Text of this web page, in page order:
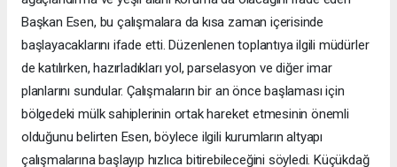
Başkan Esen, bu çalışmalara da kısa zaman içerisinde
başlayacaklarını ifade etti. Düzenlenen toplantıya ilgili müdürler
de katılırken, hazırladıkları yol, parselasyon ve diğer imar
planlarını sundular. Çalışmaların bir an önce başlaması için
bölgedeki mülk sahiplerinin ortak hareket etmesinin önemli
olduğunu belirten Esen, böylece ilgili kurumların altyapı
çalışmalarına başlayıp hızlıca bitirebileceğini söyledi. Küçükdağ